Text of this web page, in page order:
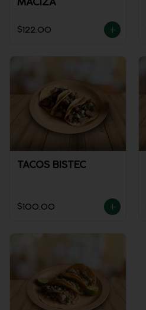
MACIZA
$122.00
TACOS BISTEC
$100.00